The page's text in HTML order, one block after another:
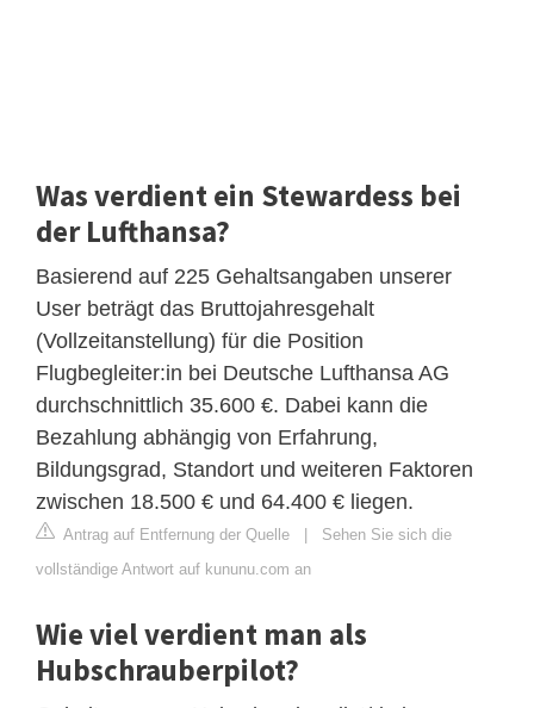
Was verdient ein Stewardess bei
der Lufthansa?
Basierend auf 225 Gehaltsangaben unserer
User beträgt das Bruttojahresgehalt
(Vollzeitanstellung) für die Position
Flugbegleiter:in bei Deutsche Lufthansa AG
durchschnittlich 35.600 €. Dabei kann die
Bezahlung abhängig von Erfahrung,
Bildungsgrad, Standort und weiteren Faktoren
zwischen 18.500 € und 64.400 € liegen.
Antrag auf Entfernung der Quelle | Sehen Sie sich die
vollständige Antwort auf kununu.com an
Wie viel verdient man als
Hubschrauberpilot?